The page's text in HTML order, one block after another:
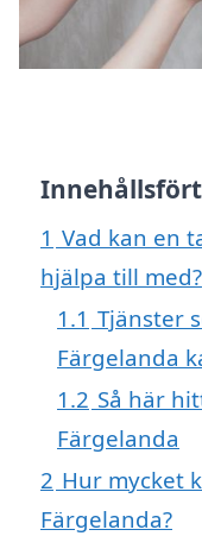
1 Vad kan en
hjälpa till med?
1.1 Tjänster
Färgelanda
1.2 Så här
Färgelanda
2 Hur mycket
Färgelanda?